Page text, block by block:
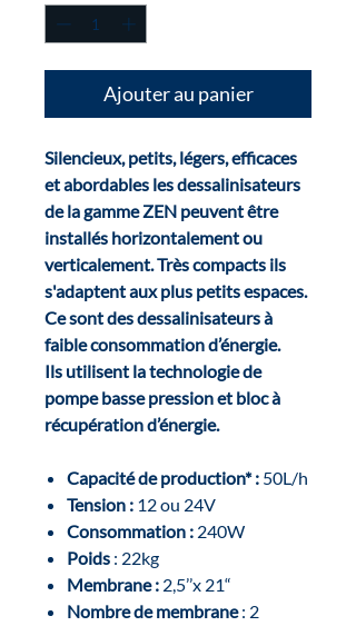
Ajouter au panier
Silencieux, petits, légers, efficaces
et abordables les dessalinisateurs
de la gamme ZEN peuvent être
installés horizontalement ou
verticalement. Très compacts ils
s'adaptent aux plus petits espaces.
Ce sont des dessalinisateurs à
faible consommation d’énergie.
Ils utilisent la technologie de
pompe basse pression et bloc à
récupération d’énergie.
Capacité de production* : 50L/h
Tension : 12 ou 24V
Consommation : 240W
Poids : 22kg
Membrane : 2,5’’x 21“
Nombre de membrane: 2